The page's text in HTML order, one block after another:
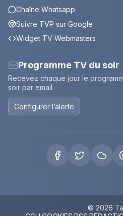
Chaîne Whatsapp
Suivre TVP sur Google
Widget TV Webmasters
Programme TV du soir
Recevez chaque jour le
soir par email
Configurer l’alerte
© 2026